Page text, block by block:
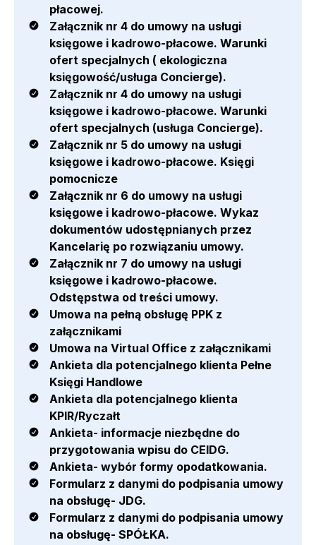
płacowej.
Załącznik nr 4 do umowy na usługi
księgowe i kadrowo-płacowe. Warunki
ofert specjalnych ( ekologiczna
księgowość/usługa Concierge).
Załącznik nr 4 do umowy na usługi
księgowe i kadrowo-płacowe. Warunki
ofert specjalnych (usługa Concierge).
Załącznik nr 5 do umowy na usługi
księgowe i kadrowo-płacowe. Księgi
pomocnicze
Załącznik nr 6 do umowy na usługi
księgowe i kadrowo-płacowe. Wykaz
dokumentów udostępnianych przez
Kancelarię po rozwiązaniu umowy.
Załącznik nr 7 do umowy na usługi
księgowe i kadrowo-płacowe.
Odstępstwa od treści umowy.
Umowa na pełną obsługę PPK z
załącznikami
Umowa na Virtual Office z załącznikami
Ankieta dla potencjalnego klienta Pełne
Księgi Handlowe
Ankieta dla potencjalnego klienta
KPIR/Ryczałt
Ankieta- informacje niezbędne do
przygotowania wpisu do CEIDG.
Ankieta- wybór formy opodatkowania.
Formularz z danymi do podpisania umowy
na obsługę- JDG.
Formularz z danymi do podpisania umowy
na obsługę- SPÓŁKA.